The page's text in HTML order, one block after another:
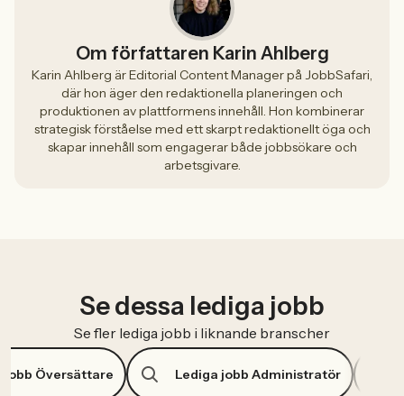
Om författaren Karin Ahlberg
Karin Ahlberg är Editorial Content Manager på JobbSafari,
där hon äger den redaktionella planeringen och
produktionen av plattformens innehåll. Hon kombinerar
strategisk förståelse med ett skarpt redaktionellt öga och
skapar innehåll som engagerar både jobbsökare och
arbetsgivare.
Se dessa lediga jobb
Se fler lediga jobb i liknande branscher
jobb Översättare Lediga jobb Administratör